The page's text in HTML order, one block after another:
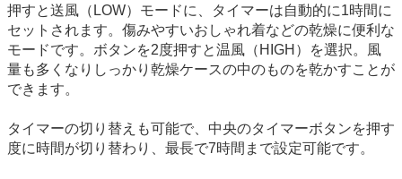
押すと送風（LOW）モードに、タイマーは自動的に1時間に
セットされます。傷みやすいおしゃれ着などの乾燥に便利な
モードです。ボタンを2度押すと温風（HIGH）を選択。風
量も多くなりしっかり乾燥ケースの中のものを乾かすことが
できます。
タイマーの切り替えも可能で、中央のタイマーボタンを押す
度に時間が切り替わり、最長で7時間まで設定可能です。